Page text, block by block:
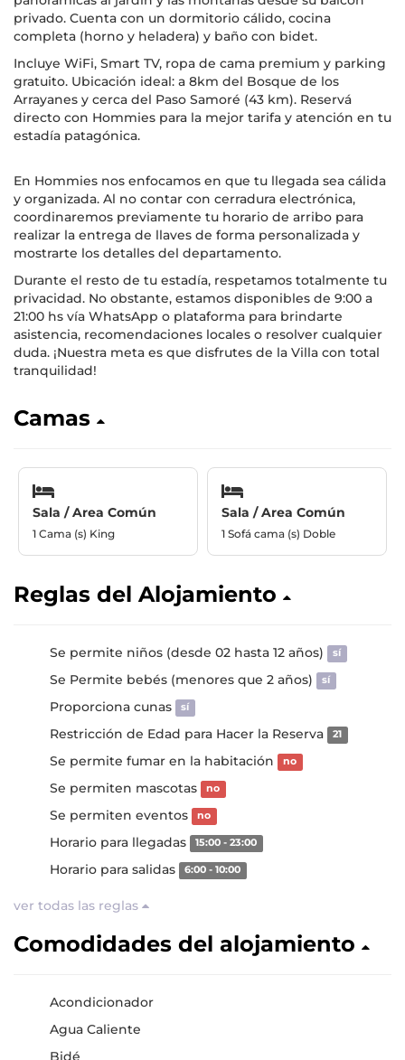
privado. Cuenta con un dormitorio cálido, cocina
completa (horno y heladera) y baño con bidet.
Incluye WiFi, Smart TV, ropa de cama premium y parking
gratuito. Ubicación ideal: a 8km del Bosque de los
Arrayanes y cerca del Paso Samoré (43 km). Reservá
directo con Hommies para la mejor tarifa y atención en tu
estadía patagónica.
En Hommies nos enfocamos en que tu llegada sea cálida
y organizada. Al no contar con cerradura electrónica,
coordinaremos previamente tu horario de arribo para
realizar la entrega de llaves de forma personalizada y
mostrarte los detalles del departamento.
Durante el resto de tu estadía, respetamos totalmente tu
privacidad. No obstante, estamos disponibles de 9:00 a
21:00 hs vía WhatsApp o plataforma para brindarte
asistencia, recomendaciones locales o resolver cualquier
duda. ¡Nuestra meta es que disfrutes de la Villa con total
tranquilidad!
Camas
Sala / Area Común
1 Cama (s) King
Sala / Area Común
1 Sofá cama (s) Doble
Reglas del Alojamiento
Se permite niños (desde 02 hasta 12 años) sí
Se Permite bebés (menores que 2 años) sí
Proporciona cunas sí
Restricción de Edad para Hacer la Reserva 21
Se permite fumar en la habitación no
Se permiten mascotas no
Se permiten eventos no
Horario para llegadas 15:00 - 23:00
Horario para salidas 6:00 - 10:00
ver todas las reglas
Comodidades del alojamiento
Acondicionador
Agua Caliente
Bidé